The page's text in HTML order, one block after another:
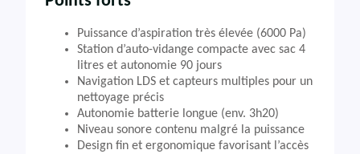
Puissance d’aspiration très élevée (6000 Pa)
Station d’auto-vidange compacte avec sac 4
litres et autonomie 90 jours
Navigation LDS et capteurs multiples pour un
nettoyage précis
Autonomie batterie longue (env. 3h20)
Niveau sonore contenu malgré la puissance
Design fin et ergonomique favorisant l’accès